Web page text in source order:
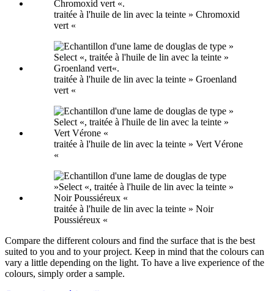
traitée à l'huile de lin avec la teinte » Chromoxid
vert «
traitée à l'huile de lin avec la teinte » Groenland
vert «
traitée à l'huile de lin avec la teinte » Vert Vérone
«
traitée à l'huile de lin avec la teinte » Noir
Poussiéreux «
Compare the different colours and find the surface that is the best
suited to you and to your project. Keep in mind that the colours can
vary a little depending on the light. To have a live experience of the
colours, simply order a sample.